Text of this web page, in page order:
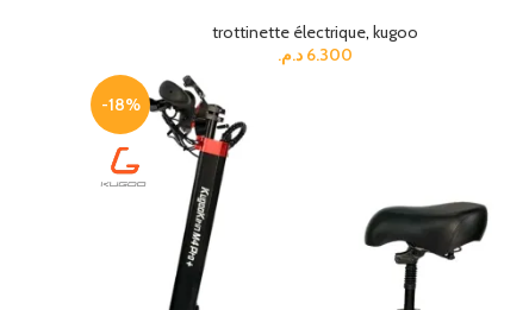
trottinette électrique,kugoo
6.300 د.م.
-18%